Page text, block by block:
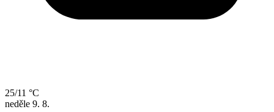
25/11 °C
neděle 9. 8.